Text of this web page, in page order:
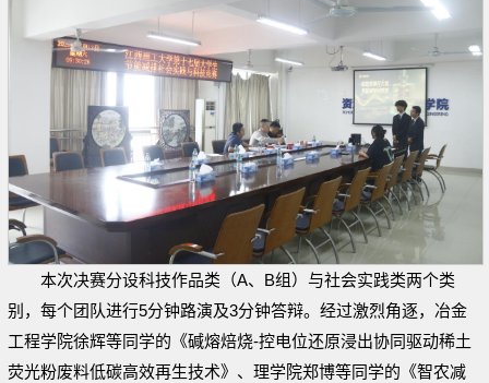
本次决赛分设科技作品类（A、B组）与社会实践类两个类
别，每个团队进行5分钟路演及3分钟答辩。经过激烈角逐，冶金
工程学院徐辉等同学的《碱熔焙烧-控电位还原浸出协同驱动稀土
荧光粉废料低碳高效再生技术》、理学院郑博等同学的《智农减